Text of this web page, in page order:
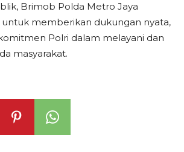
Brimob Polda Metro Jaya
untuk memberikan dukungan nyata,
Polri dalam melayani dan
masyarakat.